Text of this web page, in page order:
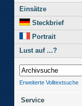
Einsätze
Steckbrief
Portrait
Lust auf ...?
Erweiterte Volltextsuche
Service